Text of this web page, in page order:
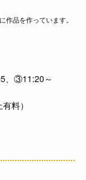
作品を作っています。
、③11:20～
料）